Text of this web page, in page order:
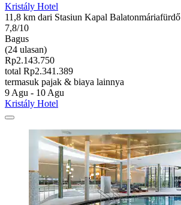
Kristály Hotel
11,8 km dari Stasiun Kapal Balatonmáriafürdő
7,8/10
Bagus
(24 ulasan)
Rp2.143.750
total Rp2.341.389
termasuk pajak & biaya lainnya
9 Agu - 10 Agu
Kristály Hotel